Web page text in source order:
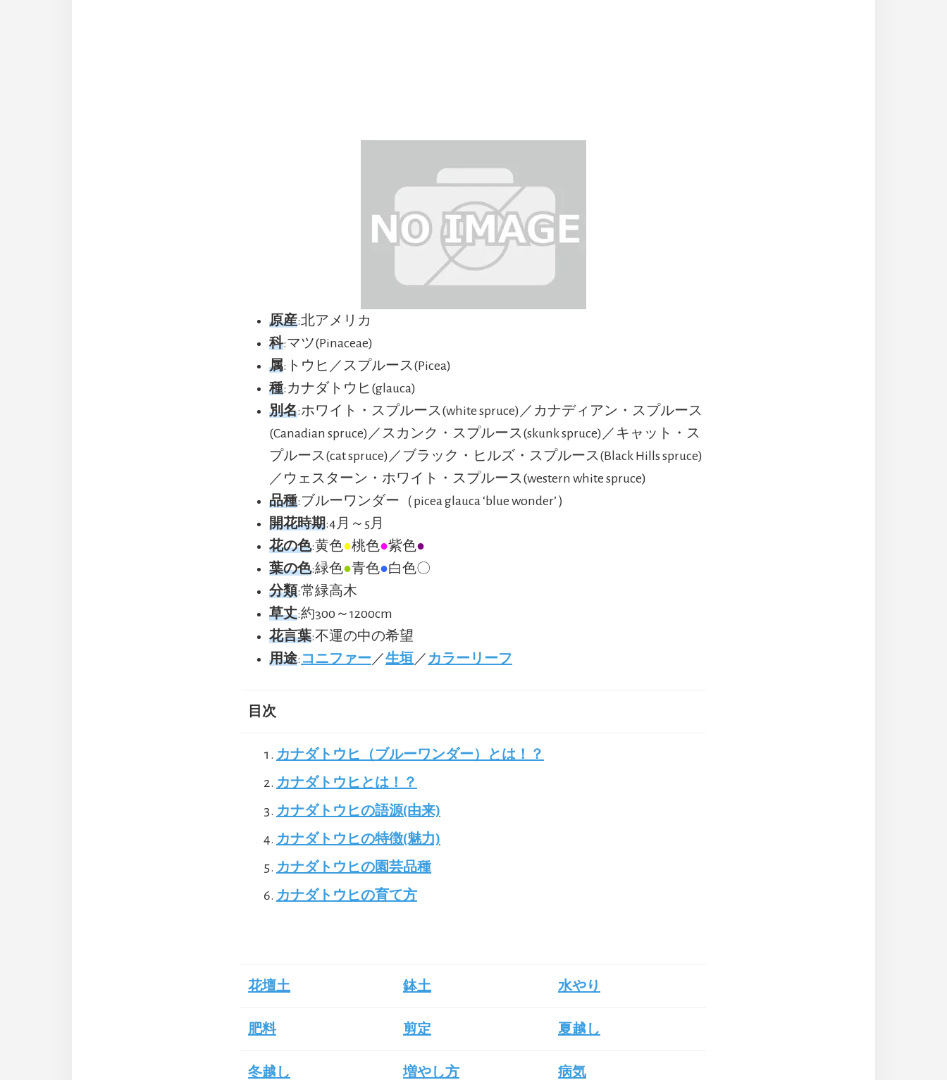
原産:北アメリカ
科:マツ(Pinaceae)
属:トウヒ／スプルース(Picea)
種:カナダトウヒ(glauca)
別名:ホワイト・スプルース(white spruce)／カナディアン・スプルース
(Canadian spruce)／スカンク・スプルース(skunk spruce)／キャット・ス
プルース(cat spruce)／ブラック・ヒルズ・スプルース(Black Hills spruce)
／ウェスターン・ホワイト・スプルース(western white spruce)
品種:ブルーワンダー（picea glauca ‘blue wonder’）
開花時期:4月～5月
花の色:黄色●桃色●紫色●
葉の色:緑色●青色●白色〇
分類:常緑高木
草丈:約300～1200cm
花言葉:不運の中の希望
用途: コニファー ／生垣 ／ カラーリーフ
目次
カナダトウヒ（ブルーワンダー）とは！？
カナダトウヒとは！？
カナダトウヒの語源(由来)
カナダトウヒの特徴(魅力)
カナダトウヒの園芸品種
カナダトウヒの育て方
花壇土 鉢土 水やり
肥料 剪定 夏越し
冬越し 増やし方 病気